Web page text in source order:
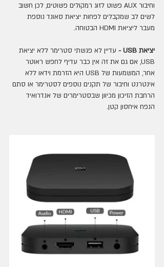
וחיבור AUX פשוט לזוג רמקולים פשוטים, לכן חשוב
לשים לב שמקבלים לפחות יציאת סאונד נוספת
מעבר ליציאת HDMI הבטוחה.
יציאת USB -
עדיין לא פגשתי סטרימר ללא יציאת
USB, אם גם את זה אין כבר עדיף לחפש ראוטר
אחר, המשמעות של USB היא הזרמת וידאו ללא
אינטרנט וחיבור של תקנים נוספים לסטרימר או סתם
הרחבת הזיכון מכיוון שבסטרימרים של אנדרואיד
הנפח איחסון קטן.